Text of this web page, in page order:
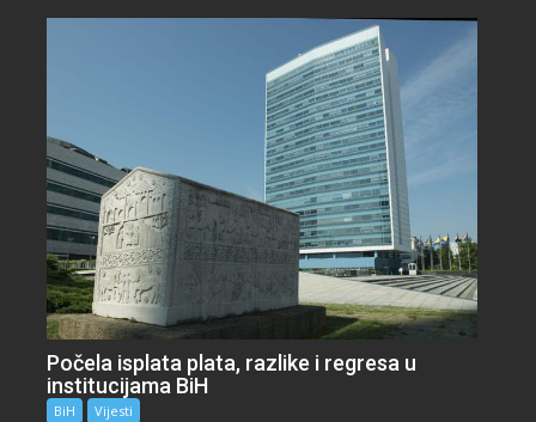
Počela isplata plata, razlike i regresa u
institucijama BiH
BiH Vijesti